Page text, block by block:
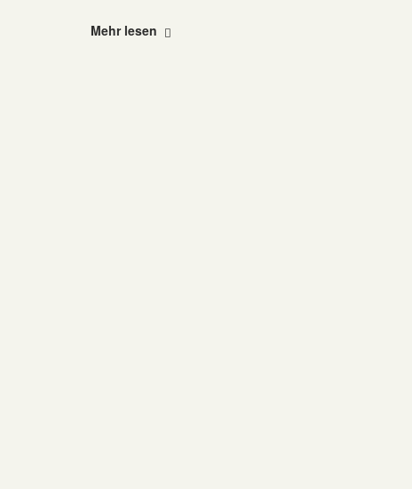
"Freispruch
Mehr lesen